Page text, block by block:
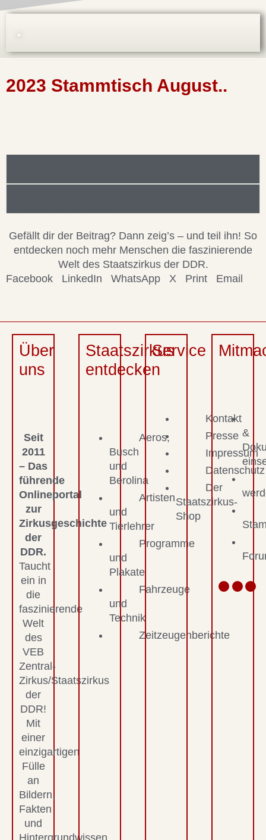
2023 Stammtisch August..
Gefällt dir der Beitrag? Dann zeig’s – und teil ihn! So
entdecken noch mehr Menschen die faszinierende
Welt des Staatszirkus der DDR.
Facebook
LinkedIn WhatsApp X Print Email
Über
uns
Seit
2011
– Das
führende
Onlineportal
zur
Zirkusgeschichte
der
DDR.
Taucht
ein in
die
faszinierende
Welt
des
VEB
Zentral-
Zirkus/Staatszirkus
der
DDR!
Mit
einer
einzigartigen
Fülle
an
Bildern,
Fakten
und
Hintergrundwissen
Staatszirkus
entdecken
Aeros,
Busch
und
Berolina
Artisten
und
Tierlehrer
Programme
und
Plakate
Fahrzeuge
und
Technik
Zeitzeugenberichte
Service
Kontakt
Presse
Impressum
Datenschutz
Der
Staatszirkus-
Shop
&